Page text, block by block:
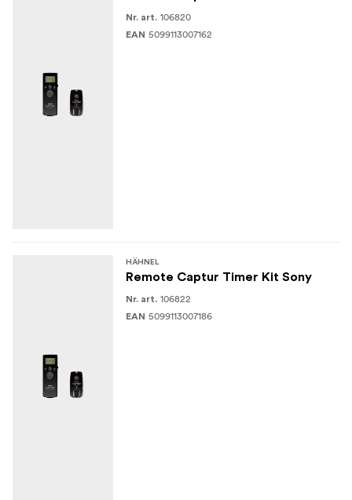
Nr. art. 106820
EAN 5099113007162
HÄHNEL
Remote Captur Timer Kit Sony
Nr. art. 106822
EAN 5099113007186